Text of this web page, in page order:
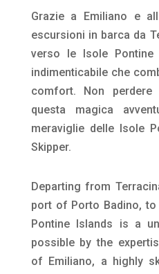
Grazie a Emiliano e
escursioni in barca da
verso le Isole Pontine
indimenticabile che
comfort. Non perdere
questa magica
meraviglie delle Isole
Skipper.
Departing from
port of Porto Badino,
Pontine Islands is a
possible by the
of Emiliano, a highly